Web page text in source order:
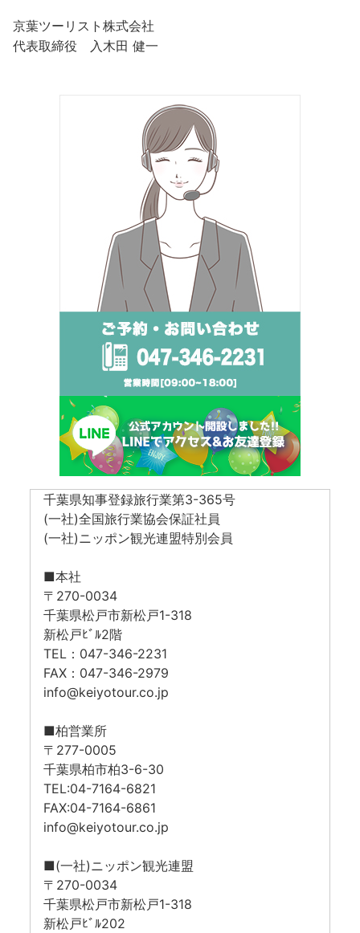
京葉ツーリスト株式会社
代表取締役 入木田 健一
千葉県知事登録旅行業第3-365号
(一社)全国旅行業協会保証社員
(一社)ニッポン観光連盟特別会員
■本社
〒270-0034
千葉県松戸市新松戸1-318
新松戸ﾋﾞﾙ2階
TEL：047-346-2231
FAX：047-346-2979
info@keiyotour.co.jp
■柏営業所
〒277-0005
千葉県柏市柏3-6-30
TEL:04-7164-6821
FAX:04-7164-6861
info@keiyotour.co.jp
■(一社)ニッポン観光連盟
〒270-0034
千葉県松戸市新松戸1-318
新松戸ﾋﾞﾙ202